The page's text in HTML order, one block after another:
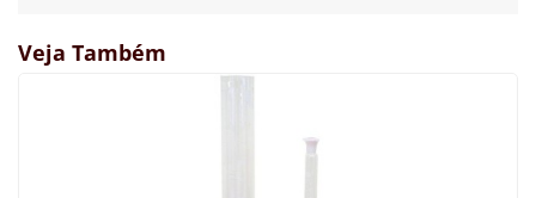
Veja Também